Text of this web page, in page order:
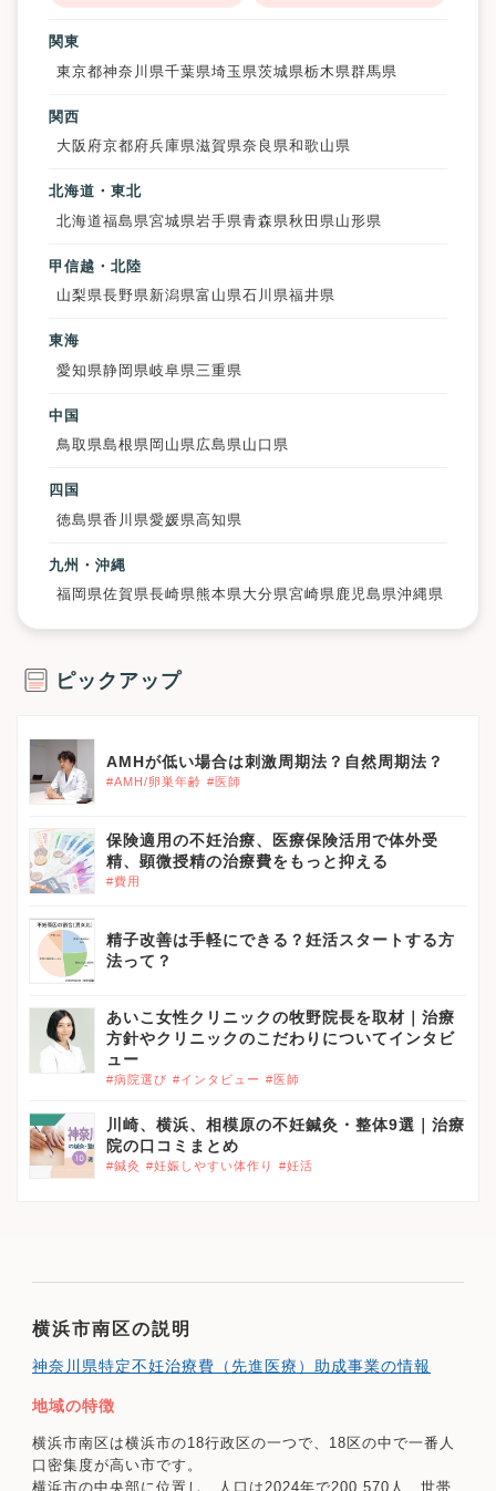
関東
東京都神奈川県千葉県埼玉県茨城県栃木県群馬県
関西
大阪府京都府兵庫県滋賀県奈良県和歌山県
北海道・東北
北海道福島県宮城県岩手県青森県秋田県 山形県
甲信越・北陸
山梨県長野県新潟県富山県石川県福井県
東海
愛知県静岡県岐阜県 三重県
中国
鳥取県島根県 岡山県広島県山口県
四国
徳島県香川県愛媛県高知県
九州・沖縄
福岡県佐賀県長崎県熊本県大分県宮崎県鹿児島県沖縄県
ピックアップ
AMHが低い場合は刺激周期法？自然周期法？
#AMH/卵巣年齢 #医師
保険適用の不妊治療、医療保険活用で体外受
精、顕微授精の治療費をもっと抑える
#費用
精子改善は手軽にできる？妊活スタートする方
法って？
あいこ女性クリニックの牧野院長を取材｜治療
方針やクリニックのこだわりについてインタビ
ュー
#病院選び #インタビュー #医師
川崎、横浜、相模原の不妊鍼灸・整体9選｜治療
院の口コミまとめ
#鍼灸 #妊娠しやすい体作り #妊活
横浜市南区の説明
神奈川県特定不妊治療費（先進医療）助成事業の情報
地域の特徴
横浜市南区は横浜市の18行政区の一つで、18区の中で一番人
口密集度が高い市です。